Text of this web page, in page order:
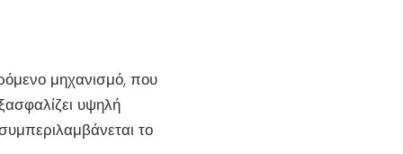
μηχανισμό, που
υψηλή
το